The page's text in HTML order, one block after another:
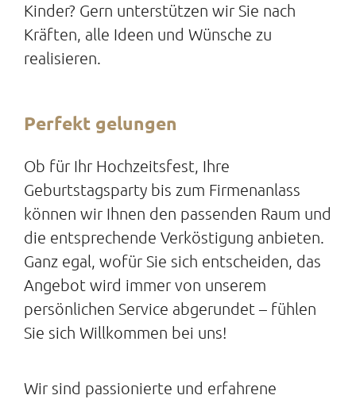
Kinder? Gern unterstützen wir Sie nach
Kräften, alle Ideen und Wünsche zu
realisieren.
Perfekt gelungen
Ob für Ihr Hochzeitsfest, Ihre
Geburtstagsparty bis zum Firmenanlass
können wir Ihnen den passenden Raum und
die entsprechende Verköstigung anbieten.
Ganz egal, wofür Sie sich entscheiden, das
Angebot wird immer von unserem
persönlichen Service abgerundet – fühlen
Sie sich Willkommen bei uns!
Wir sind passionierte und erfahrene